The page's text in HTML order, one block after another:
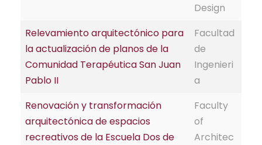
Design
Relevamiento arquitectónico para
la actualización de planos de la
Comunidad Terapéutica San Juan
Pablo II
Facultad
de
Ingenieri
a
Renovación y transformación
arquitectónica de espacios
recreativos de la Escuela Dos de
Faculty
of
Architec